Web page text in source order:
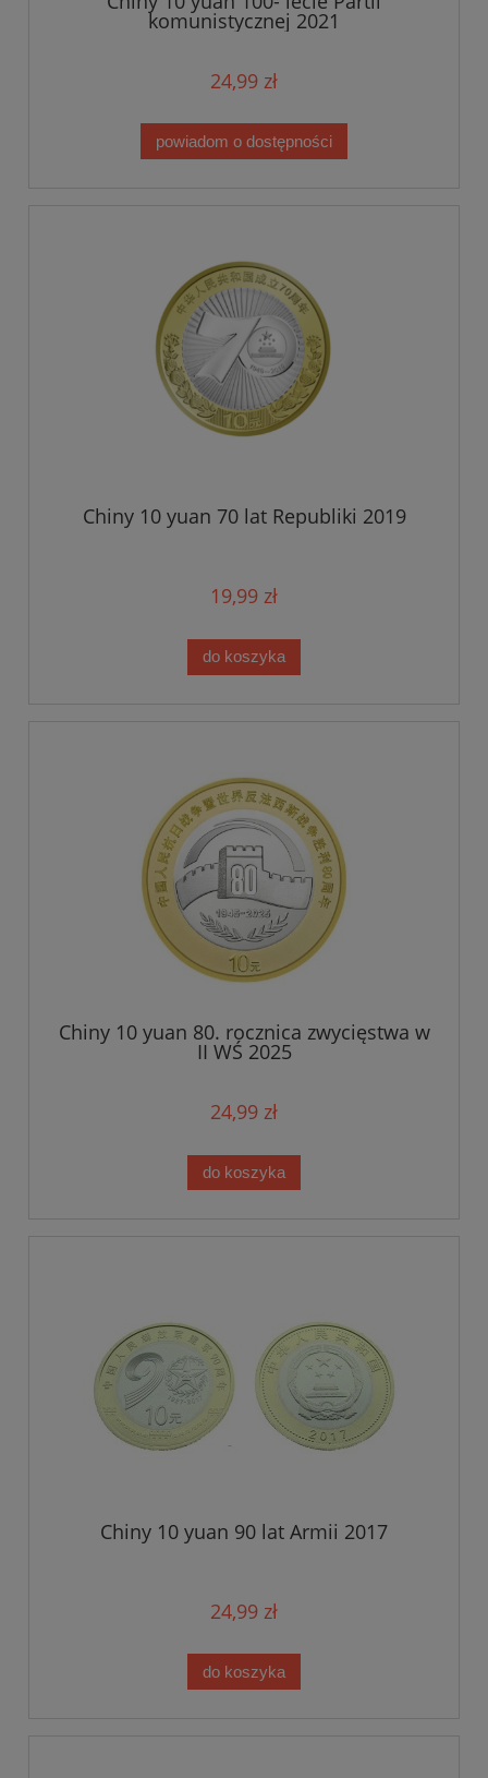
komunistycznej 2021
24,99 zł
powiadom o dostępności
Chiny 10 yuan 70 lat Republiki 2019
19,99 zł
do koszyka
Chiny 10 yuan 80. rocznica zwycięstwa w
II WŚ 2025
24,99 zł
do koszyka
Chiny 10 yuan 90 lat Armii 2017
24,99 zł
do koszyka